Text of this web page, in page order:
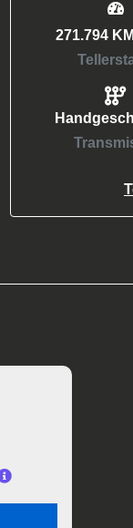
271.794 KM